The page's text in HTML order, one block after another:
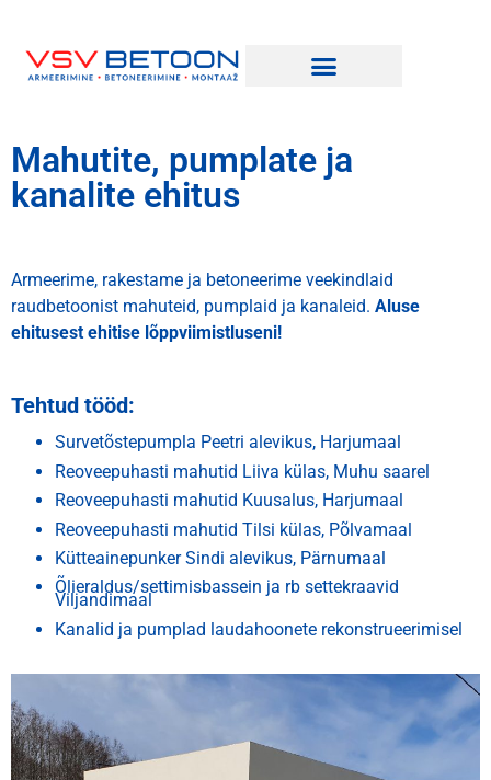
Mahutite, pumplate ja
kanalite ehitus
Armeerime, rakestame ja betoneerime veekindlaid
raudbetoonist mahuteid, pumplaid ja kanaleid. Aluse
ehitusest ehitise lõppviimistluseni!
Tehtud tööd:
Survetõstepumpla Peetri alevikus, Harjumaal
Reoveepuhasti mahutid Liiva külas, Muhu saarel
Reoveepuhasti mahutid Kuusalus, Harjumaal
Reoveepuhasti mahutid Tilsi külas, Põlvamaal
Kütteainepunker Sindi alevikus, Pärnumaal
Õlieraldus/settimisbassein ja rb settekraavid
Viljandimaal
Kanalid ja pumplad laudahoonete rekonstrueerimisel